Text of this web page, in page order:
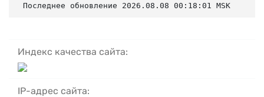
Последнее обновление 2026.08.08 00:18:01 MSK
Индекс качества сайта:
IP-адрес сайта: